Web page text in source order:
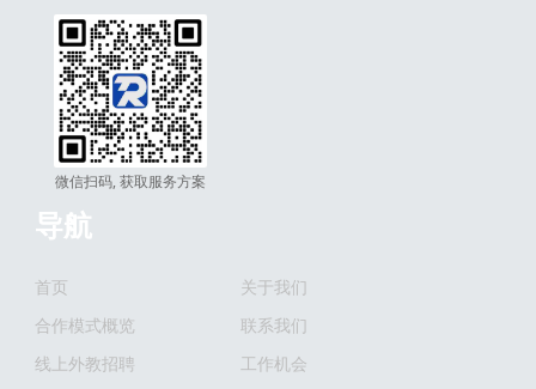
微信扫码, 获取服务方案
导航
首页
合作模式概览
线上外教招聘
关于我们
联系我们
工作机会